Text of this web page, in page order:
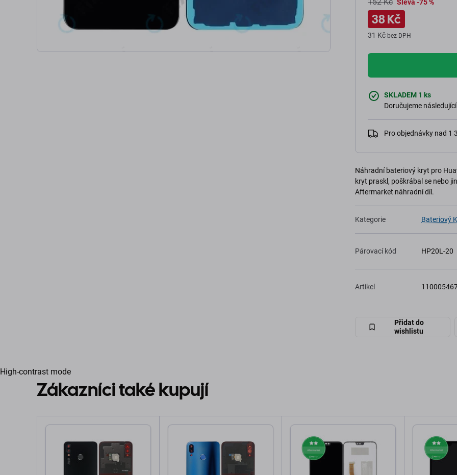
Sleva -75 %
38 Kč
31 Kč bez DPH
SKLADEM 1 ks
Doručujeme
Pro objednávky nad 1
Náhradní bateriový kryt pro
kryt praskl, poškrábal se nebo
Aftermarket náhradní díl.
Kategorie Bateriový
Párovací kód HP20L-20
Artikel
Přidat do
wishlistu
High-contrast mode
Zákazníci také kupují